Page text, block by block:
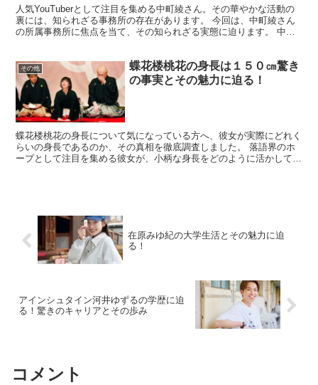
人気YouTuberとして注目を集める中町綾さん。その華やかな活動の
裏には、知られざる事務所の存在があります。 今回は、中町綾さん
の所属事務所に焦点を当て、その知られざる実態に迫ります。 中町
その他
蝶花楼桃花の身長は１５０㎝驚き
の事実とその魅力に迫る！
蝶花楼桃花の身長について気になっている方へ、彼女が実際にどれく
らいの身長であるのか、その真相を徹底調査しました。 落語界のホ
ープとして注目を集める彼女が、小柄な身長をどのように活かしてい
在原みゆ紀の大学生活とその魅力に迫
る！
アインシュタイン河井ゆずるの学歴に迫
る！驚きのキャリアとその歩み
コメント